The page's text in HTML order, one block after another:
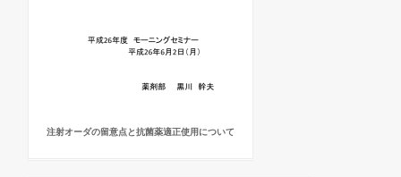
注射オーダの留意点と抗菌薬適正使用について